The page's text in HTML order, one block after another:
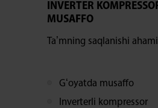
INVERTER
MUSAFFO
Taʼmning saqlanishi
Gʻoyatda musaffo
Inverterli kompressor